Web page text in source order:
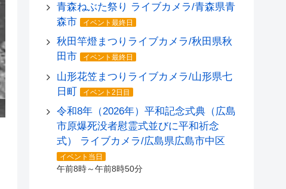
青森ねぶた祭り ライブカメラ/青森県青
森市
イベント最終日
秋田竿燈まつりライブカメラ/秋田県秋
田市
イベント最終日
山形花笠まつりライブカメラ/山形県七
日町
イベント2日目
令和8年（2026年）平和記念式典（広島
市原爆死没者慰霊式並びに平和祈念
式） ライブカメラ/広島県広島市中区
イベント当日
午前8時～午前8時50分